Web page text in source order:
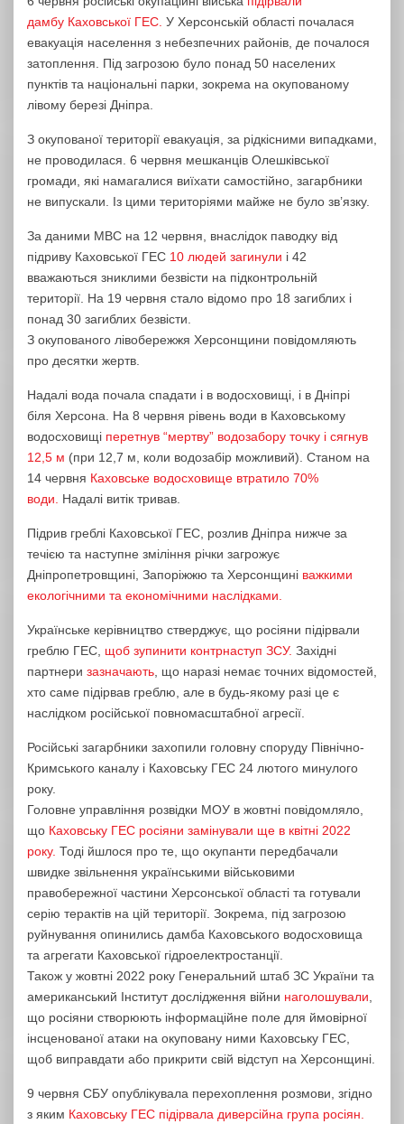
дамбу Каховської ГЕС. У Херсонській області почалася
евакуація населення з небезпечних районів, де почалося
затоплення. Під загрозою було понад 50 населених
пунктів та національні парки, зокрема на окупованому
лівому березі Дніпра.
З окупованої території евакуація, за рідкісними випадками,
не проводилася. 6 червня мешканців Олешківської
громади, які намагалися виїхати самостійно, загарбники
не випускали. Із цими територіями майже не було зв’язку.
За даними МВС на 12 червня, внаслідок паводку від
підриву Каховської ГЕС 10 людей загинули і 42
вважаються зниклими безвісти на підконтрольній
території. На 19 червня стало відомо про 18 загиблих і
понад 30 загиблих безвісти.
З окупованого лівобережжя Херсонщини повідомляють
про десятки жертв.
Надалі вода почала спадати і в водосховищі, і в Дніпрі
біля Херсона. На 8 червня рівень води в Каховському
водосховищі перетнув “мертву” водозабору точку і сягнув
12,5 м (при 12,7 м, коли водозабір можливий). Станом на
14 червня Каховське водосховище втратило 70%
води. Надалі витік тривав.
Підрив греблі Каховської ГЕС, розлив Дніпра нижче за
течією та наступне зміління річки загрожує
Дніпропетровщині, Запоріжжю та Херсонщині важкими
екологічними та економічними наслідками.
Українське керівництво стверджує, що росіяни підірвали
греблю ГЕС, щоб зупинити контрнаступ ЗСУ. Західні
партнери зазначають, що наразі немає точних відомостей,
хто саме підірвав греблю, але в будь-якому разі це є
наслідком російської повномасштабної агресії.
Російські загарбники захопили головну споруду Північно-
Кримського каналу і Каховську ГЕС 24 лютого минулого
року.
Головне управління розвідки МОУ в жовтні повідомляло,
що Каховську ГЕС росіяни замінували ще в квітні 2022
року. Тоді йшлося про те, що окупанти передбачали
швидке звільнення українськими військовими
правобережної частини Херсонської області та готували
серію терактів на цій території. Зокрема, під загрозою
руйнування опинились дамба Каховського водосховища
та агрегати Каховської гідроелектростанції.
Також у жовтні 2022 року Генеральний штаб ЗС України та
американський Інститут дослідження війни наголошували,
що росіяни створюють інформаційне поле для ймовірної
інсценованої атаки на окуповану ними Каховську ГЕС,
щоб виправдати або прикрити свій відступ на Херсонщині.
9 червня СБУ опублікувала перехоплення розмови, згідно
з яким Каховську ГЕС підірвала диверсійна група росіян.